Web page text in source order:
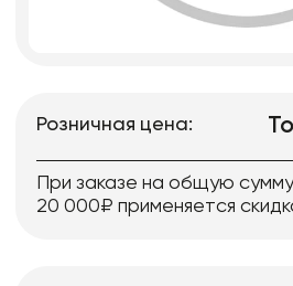
Розничная цена:
При заказе на общую
20 000₽ применяется